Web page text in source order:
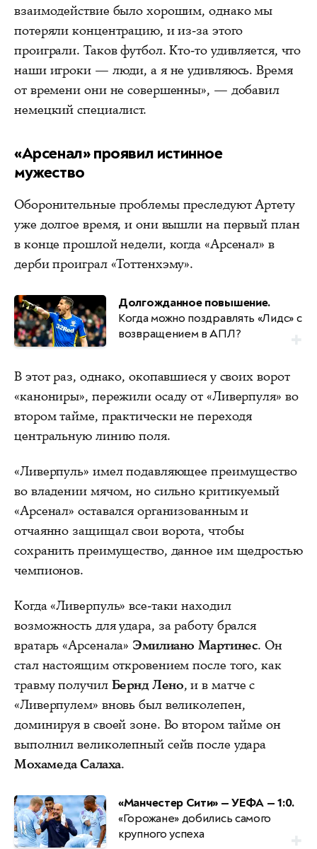
взаимодействие было хорошим, однако мы
потеряли концентрацию, и из-за этого
проиграли. Таков футбол. Кто-то удивляется, что
наши игроки — люди, а я не удивляюсь. Время
от времени они не совершенны», — добавил
немецкий специалист.
«Арсенал» проявил истинное
мужество
Оборонительные проблемы преследуют Артету
уже долгое время, и они вышли на первый план
в конце прошлой недели, когда «Арсенал» в
дерби проиграл «Тоттенхэму».
Долгожданное повышение.
Когда можно поздравлять «Лидс» с
возвращением в АПЛ?
В этот раз, однако, окопавшиеся у своих ворот
«канониры», пережили осаду от «Ливерпуля» во
втором тайме, практически не переходя
центральную линию поля.
«Ливерпуль» имел подавляющее преимущество
во владении мячом, но сильно критикуемый
«Арсенал» оставался организованным и
отчаянно защищал свои ворота, чтобы
сохранить преимущество, данное им щедростью
чемпионов.
Когда «Ливерпуль» все-таки находил
возможность для удара, за работу брался
вратарь «Арсенала» Эмилиано Мартинес. Он
стал настоящим откровением после того, как
травму получил Бернд Лено, и в матче с
«Ливерпулем» вновь был великолепен,
доминируя в своей зоне. Во втором тайме он
выполнил великолепный сейв после удара
Мохамеда Салаха.
«Манчестер Сити» — УЕФА — 1:0.
«Горожане» добились самого
крупного успеха